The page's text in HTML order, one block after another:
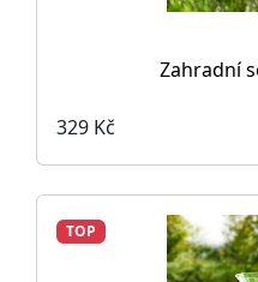
Zahradní
329 Kč
TOP